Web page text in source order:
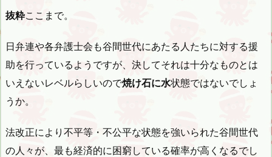
抜粋ここまで。
日弁連や各弁護士会も谷間世代にあたる人たちに対する援
助を行っているようですが、決してそれは十分なものとは
いえないレベルらしいので焼け石に水状態ではないでしょ
うか。
法改正により不平等・不公平な状態を強いられた谷間世代
の人々が、最も経済的に困窮している確率が高くなるでし